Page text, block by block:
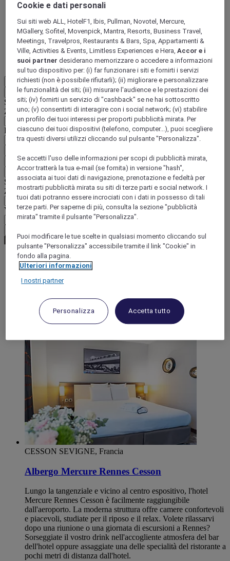
marchi
ISCRIVITI SUBITO
Più
Indietro
Selezionare il Paese e la lingua qui di seguito
Zona geografica
Paese/Regione - Lingua
EUR (€)
Indietro
Selezionare la valuta qui di seguito
Zona geografica
Valuta
World
Europe
Brittany
ILLE-ET-VILAINE
Cesson Sévigné
CESSON SEVIGNE, Francia
Albergo Mercure Rennes Cesson
Lungo la tangenziale e vicino al centro espositivo, l'hotel
Mercure Rennes Cesson è facilmente raggiungibile
dall'aeroporto. La moderna struttura offre camere confortevoli
e piacevoli, studiate per il riposo e il relax. Volete rilassarvi
dopo una riunione o una giornata di escursioni a Rennes?
Sorseggiate il vostro drink nell'accogliente atmosfera del bar
dell'hotel oppure assaggiate una delle specialità del ristorante a
pochi metri di distanza dall'hotel.
Cookie e dati personali
Sui siti web ALL, HotelF1, Ibis, Pullman, Novotel, Mercure,
MGallery, Sofitel, Movenpick, Mantra, Resorts, Business Travel,
Meetings, Travelpros, Restaurants & Bars, Spa, Appartamenti &
Ville, Activities & Events, Limitless Experiences e Hera,Accor e i
suoi partner desiderano memorizzare o accedere a informazioni
sul tuo dispositivo per: (i) far funzionare i siti e fornirti i servizi
richiesti (non è possibile rifiutarli); (ii) migliorare e personalizzare
le funzionalità dei siti; (iii) misurare l'audience e le prestazioni dei
siti; (iv) fornirti un servizio di "cashback" se ne hai sottoscritto
uno; (v) consentirti di interagire con i social network; (vi) stabilire
un profilo dei tuoi interessi per proporti pubblicità mirata. Per
ciascuno dei tuoi dispositivi (telefono, computer...), puoi scegliere
tra questi diversi utilizzi cliccando sul pulsante "Personalizza".
Se accetti l'uso delle informazioni per scopi di pubblicità mirata,
Accor tratterà la tua e-mail (se fornita) in versione "hash",
associata ai tuoi dati di navigazione, prenotazione e fedeltà per
mostrarti pubblicità mirata su siti di terze parti e social network. I
tuoi dati potranno essere incrociati con i dati in possesso di tali
terze parti. Per saperne di più, consulta la sezione "pubblicità
mirata" tramite il pulsante "Personalizza".
Puoi modificare le tue scelte in qualsiasi momento cliccando sul
pulsante "Personalizza" accessibile tramite il link "Cookie" in
fondo alla pagina.
Ulteriori informazioni
I nostri partner
Personalizza Accetta tutto